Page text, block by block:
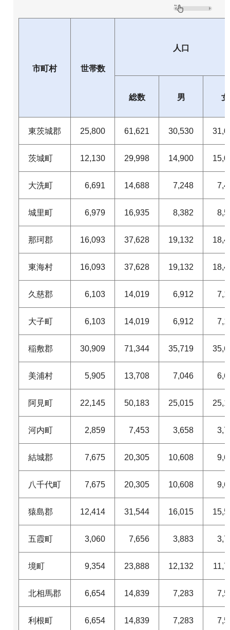
市町村 世帯数
人口
総数 男 女
東茨城郡 25,800 61,621 30,530
茨城町 12,130 29,998 14,900
大洗町 6,691 14,688 7,248
城里町 6,979 16,935 8,382
那珂郡 16,093 37,628 19,132
東海村 16,093 37,628 19,132
久慈郡 6,103 14,019 6,912
大子町 6,103 14,019 6,912
稲敷郡 30,909 71,344 35,719
美浦村 5,905 13,708 7,046
阿見町 22,145 50,183 25,015
河内町 2,859 7,453 3,658
結城郡 7,675 20,305 10,608
八千代町 7,675 20,305 10,608
猿島郡 12,414 31,544 16,015
五霞町 3,060 7,656 3,883
境町 9,354 23,888 12,132
北相馬郡 6,654 14,839 7,283
利根町 6,654 14,839 7,283